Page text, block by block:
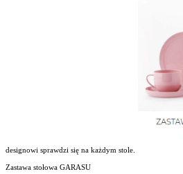
designowi sprawdzi się na każdym stole.
Zastawa stołowa GARASU